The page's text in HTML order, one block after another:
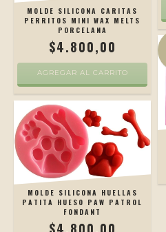
MOLDE SILICONA CARITAS
PERRITOS MINI WAX MELTS
PORCELANA
$4.800,00
AGREGAR AL CARRITO
MOLDE SILICONA HUELLAS
PATITA HUESO PAW PATROL
FONDANT